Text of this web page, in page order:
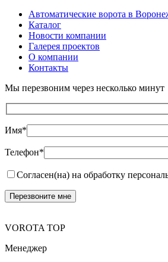
Автоматические ворота в
Каталог
Новости компании
Галерея проектов
О компании
Контакты
Мы перезвоним через несколько минут
Имя*
Телефон*
Согласен(на) на обработку
VOROTA TOP
Менеджер